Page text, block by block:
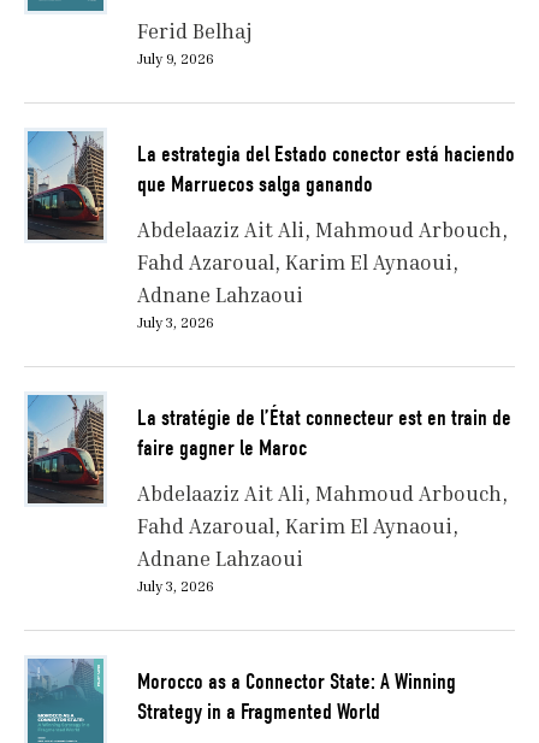
Ferid Belhaj
July 9, 2026
La estrategia del Estado conector está haciendo
que Marruecos salga ganando
Abdelaaziz Ait Ali Mahmoud Arbouch
Fahd Azaroual Karim El Aynaoui
Adnane Lahzaoui
July 3, 2026
La stratégie de l’État connecteur est en train de
faire gagner le Maroc
Abdelaaziz Ait Ali Mahmoud Arbouch
Fahd Azaroual Karim El Aynaoui
Adnane Lahzaoui
July 3, 2026
Morocco as a Connector State: A Winning
Strategy in a Fragmented World